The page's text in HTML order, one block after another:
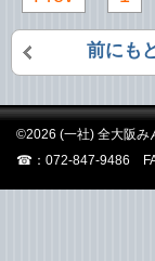
前にも
©2026 (一社) 全大阪
☎：072-847-9486